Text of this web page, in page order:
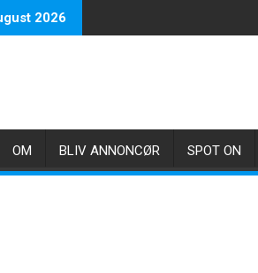
2026
OM BLIV ANNONCØR SPOT ON